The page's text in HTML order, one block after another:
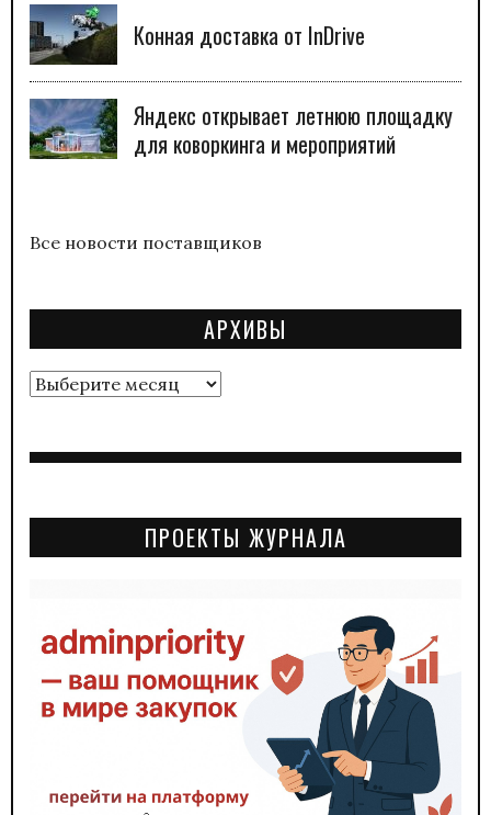
Конная доставка от InDrive
Яндекс открывает летнюю площадку
для коворкинга и мероприятий
Все новости поставщиков
АРХИВЫ
Архивы
ПРОЕКТЫ ЖУРНАЛА